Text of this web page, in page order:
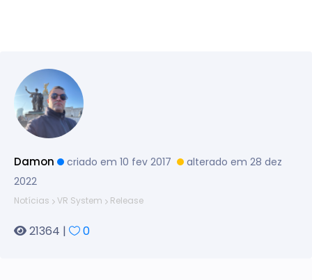
Damon criado em 10 fev 2017
alterado em 28 dez
2022
Notícias VR System Release
21364 | 0